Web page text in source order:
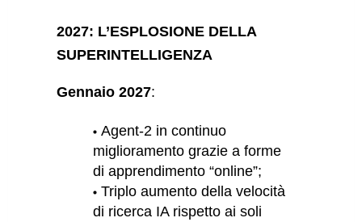
2027: L’ESPLOSIONE DELLA
SUPERINTELLIGENZA
Gennaio 2027:
Agent-2 in continuo
miglioramento grazie a forme
di apprendimento “online”;
Triplo aumento della velocità
di ricerca IA rispetto ai soli